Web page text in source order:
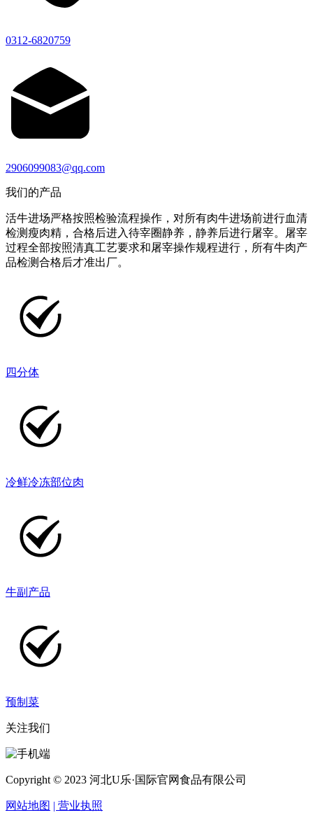
0312-6820759
2906099083@qq.com
我们的产品
活牛进场严格按照检验流程操作，对所有肉牛进场前进行血清
检测瘦肉精，合格后进入待宰圈静养，静养后进行屠宰。屠宰
过程全部按照清真工艺要求和屠宰操作规程进行，所有牛肉产
品检测合格后才准出厂。
四分体
冷鲜冷冻部位肉
牛副产品
预制菜
关注我们
Copyright © 2023 河北U乐·国际官网食品有限公司
网站地图 | 营业执照